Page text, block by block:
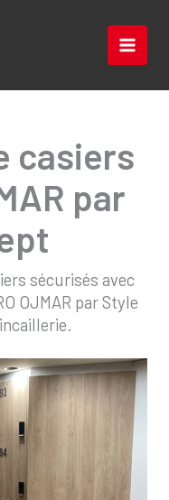
casiers
par
sécurisés avec
OJMAR par Style